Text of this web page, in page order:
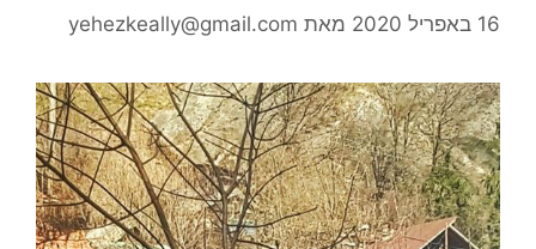
16 באפריל 2020 מאת yehezkeally@gmail.com